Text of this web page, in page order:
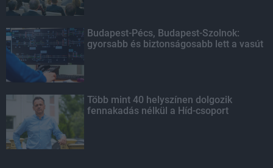
Budapest-Pécs, Budapest-Szolnok:
gyorsabb és biztonságosabb lett a vasút
Több mint 40 helyszínen dolgozik
fennakadás nélkül a Híd-csoport